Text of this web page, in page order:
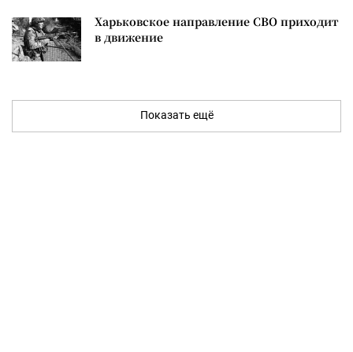
Харьковское направление СВО приходит
в движение
Показать ещё